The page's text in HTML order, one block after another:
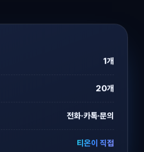
1개
20개
전화·카톡·문의
티온이 직접